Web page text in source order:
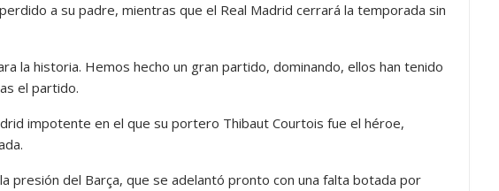
a su padre, mientras que el Real Madrid cerrará la temporada sin
la historia. Hemos hecho un gran partido, dominando, ellos han tenido
el partido.
impotente en el que su portero Thibaut Courtois fue el héroe,
presión del Barça, que se adelantó pronto con una falta botada por